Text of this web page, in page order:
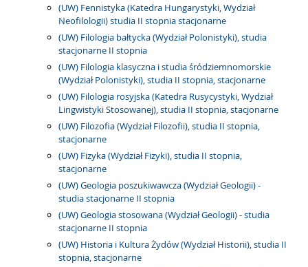
(UW) Fennistyka (Katedra Hungarystyki, Wydział
Neofilologii) studia II stopnia stacjonarne
(UW) Filologia bałtycka (Wydział Polonistyki), studia
stacjonarne II stopnia
(UW) Filologia klasyczna i studia śródziemnomorskie
(Wydział Polonistyki), studia II stopnia, stacjonarne
(UW) Filologia rosyjska (Katedra Rusycystyki, Wydział
Lingwistyki Stosowanej), studia II stopnia, stacjonarne
(UW) Filozofia (Wydział Filozofii), studia II stopnia,
stacjonarne
(UW) Fizyka (Wydział Fizyki), studia II stopnia,
stacjonarne
(UW) Geologia poszukiwawcza (Wydział Geologii) -
studia stacjonarne II stopnia
(UW) Geologia stosowana (Wydział Geologii) - studia
stacjonarne II stopnia
(UW) Historia i Kultura Żydów (Wydział Historii), studia II
stopnia, stacjonarne